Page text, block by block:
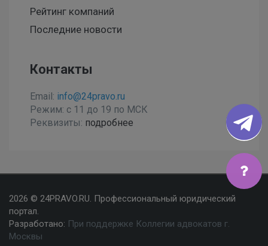
Рейтинг компаний
Последние новости
Контакты
Email: info@24pravo.ru
Режим: с 11 до 19 по МСК
Реквизиты: подробнее
2026 © 24PRAVO.RU. Профессиональный юридический
портал.
Разработано: При поддержке Коллегии адвокатов г.
Москвы
Мы используем файлы cookies, чтобы улучшить сайт
для Вас